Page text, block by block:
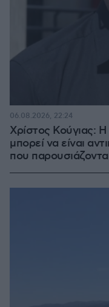
Χρίστος Κούγιας:
μπορεί να είναι
που
06.08.2026, 22:24